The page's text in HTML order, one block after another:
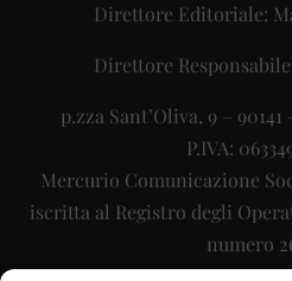
Direttore Editoriale:
Direttore
p.zza Sant’Oliva, 9 – 90141
P.IVA:
Mercurio Comunicazione
iscritta al Registro degli
numero